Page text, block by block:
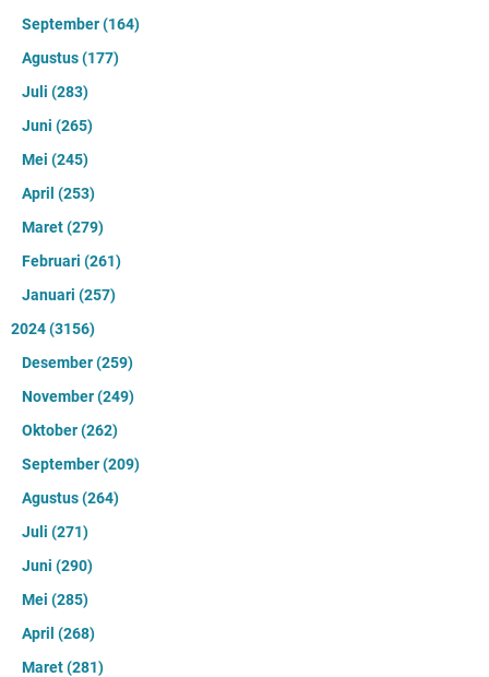
September(164)
Agustus(177)
Juli (283)
Juni (265)
Mei (245)
April (253)
Maret(279)
Februari (261)
Januari (257)
2024(3156)
Desember(259)
November(249)
Oktober(262)
September(209)
Agustus(264)
Juli (271)
Juni (290)
Mei (285)
April (268)
Maret(281)